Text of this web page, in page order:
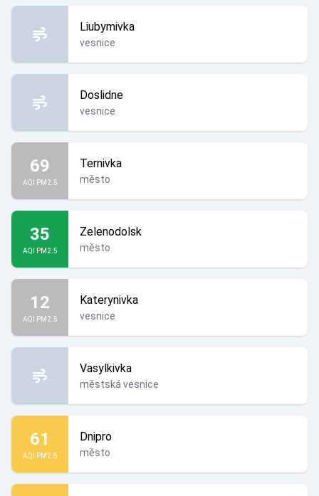
Liubymivka
vesnice
Doslidne
vesnice
69
AQI PM2.5
Ternivka
město
35
AQI PM2.5
Zelenodolsk
město
12
AQI PM2.5
Katerynivka
vesnice
Vasylkivka
městská vesnice
61
AQI PM2.5
Dnipro
město